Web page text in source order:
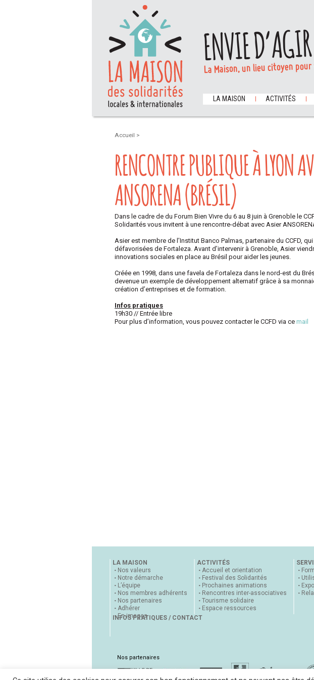
ENVIE
La Maison, un lieu citoyen
LA MAISON ACTIVITÉS
Accueil >
RENCONTRE PUBLIQUE À LYON
ANSORENA (BRÉSIL)
Dans le cadre de du Forum Bien Vivre du 6 au 8 juin à Grenoble le
Solidarités vous invitent à une rencontre-débat avec Asier
Asier est membre de l’Institut Banco Palmas, partenaire du CCFD,
défavorisées de Fortaleza. Avant d’intervenir à Grenoble, Asier
innovations sociales en place au Brésil pour aider les jeunes.
Créée en 1998, dans une favela de Fortaleza dans le nord-est du
devenue un exemple de développement alternatif grâce à sa
création d’entreprises et de formation.
Infos pratiques
19h30 // Entrée libre
Pour plus d’information, vous pouvez contacter le CCFD via ce mail
LA MAISON
Nos valeurs
Notre démarche
L’équipe
Nos membres adhérents
Nos partenaires
Adhérer
En images
ACTIVITÉS
Accueil et orientation
Festival des Solidarités
Prochaines animations
Rencontres inter-associatives
Tourisme solidaire
Espace ressources
INFOS PRATIQUES / CONTACT
Nos partenaires